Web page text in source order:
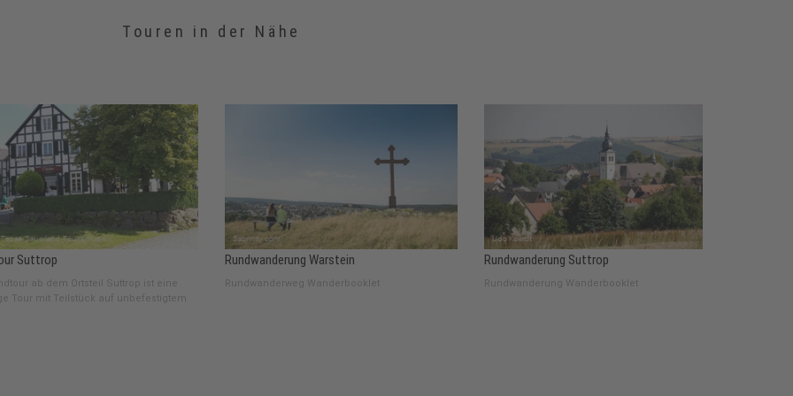
Touren in der Nähe
Suttrop
ab dem Ortsteil Suttrop ist eine
Tour mit Teilstück auf unbefestigtem
Rundwanderung Warstein
Rundwanderweg Wanderbooklet
Rundwanderung Suttrop
Rundwanderung Wanderbooklet